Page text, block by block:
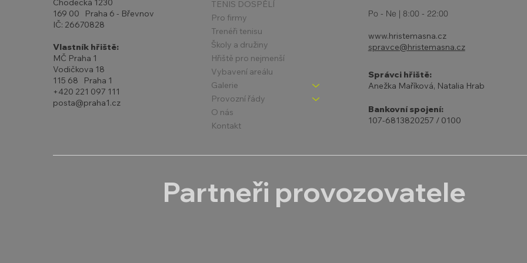
Chodecká 1230
169 00 Praha 6 - Břevnov
IČ: 26670828
Vlastník hřiště:
MČ Praha 1
Vodičkova 18
115 68 Praha 1
+420 221 097 111
posta@praha1.cz
TENIS DOSPĚLÍ
Pro firmy
Trenéři tenisu
Školy a družiny
Hřiště pro nejmenší
Vybavení areálu
Galerie
Provozní řády
O nás
Kontakt
Po - Ne | 8:00 - 22:00
www.hristemasna.cz
spravce@hristemasna.cz
Správci hřiště:
Anežka Maříková, Natalia Hrab
Bankovní spojení:
107-6813820257 / 0100
Partneři provozovatele